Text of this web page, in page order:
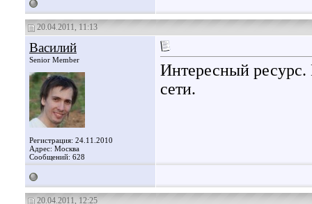
20.04.2011, 11:13
Василий
Senior Member
Регистрация: 24.11.2010
Адрес: Москва
Сообщений: 628
Интересный ресурс.
сети.
20.04.2011, 12:25